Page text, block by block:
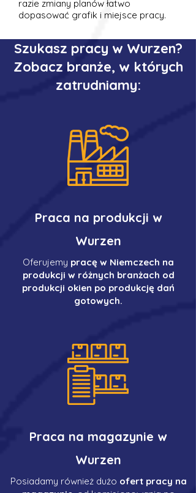
razie zmiany planów łatwo
dopasować grafik i miejsce pracy.
Szukasz pracy w Wurzen?
Zobacz branże, w których
zatrudniamy:
Praca na produkcji w
Wurzen
Oferujemy pracę w Niemczech na
produkcji w różnych branżach od
produkcji okien po produkcję dań
gotowych.
Praca na magazynie w
Wurzen
Posiadamy również dużo ofert pracy na